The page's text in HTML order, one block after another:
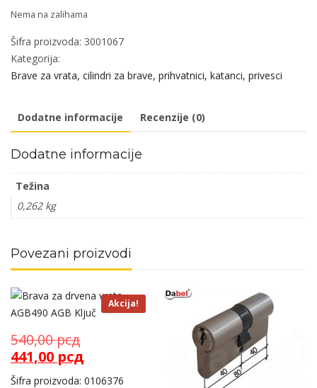
Nema na zalihama
Šifra proizvoda: 3001067
Kategorija:
Brave za vrata, cilindri za brave, prihvatnici, katanci, privesci
Dodatne informacije Recenzije (0)
Dodatne informacije
Težina
0,262 kg
Povezani proizvodi
Akcija!
540,00рсдOriginalna
cena
je
441,00 рсдTrenutna
cena
Šifra proizvoda: 0106376